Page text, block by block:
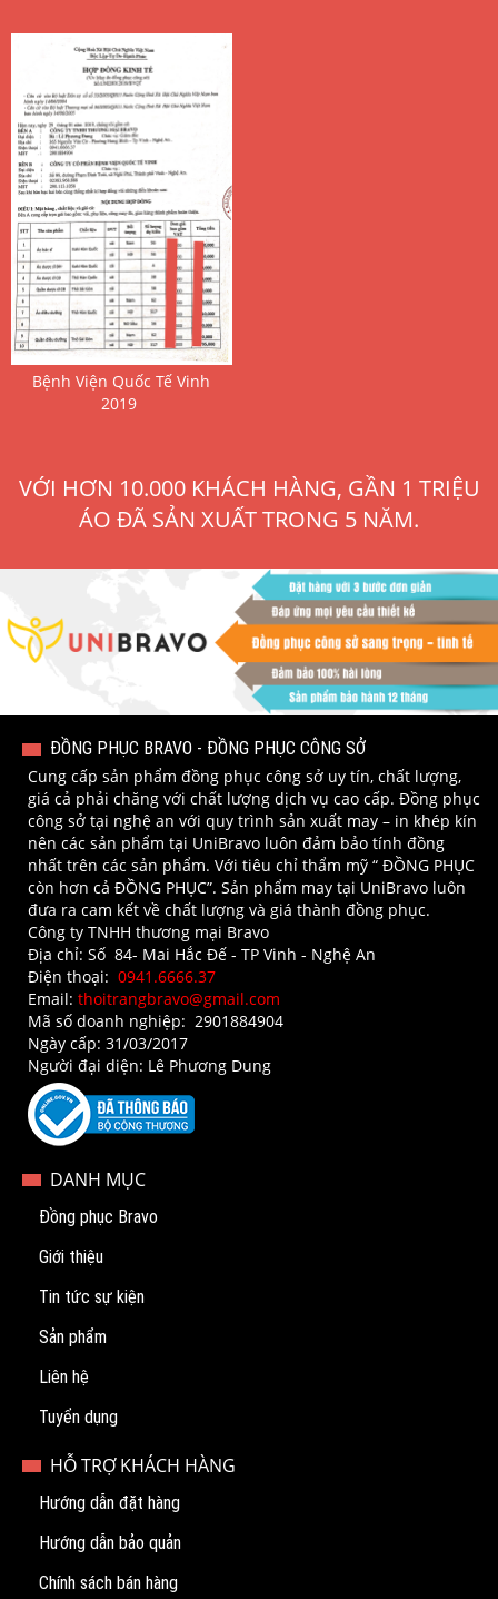
Bệnh Viện Quốc Tế Vinh
VỚI HƠN 10.000 KHÁCH HÀNG, GẦN 1 TRIỆU
ÁO ĐÃ SẢN XUẤT TRONG 5 NĂM.
ĐỒNG PHỤC BRAVO - ĐỒNG PHỤC CÔNG SỞ
Cung cấp sản phẩm đồng phục công sở uy tín, chất lượng,
giá cả phải chăng với chất lượng dịch vụ cao cấp. Đồng phục
công sở tại nghệ an với quy trình sản xuất may – in khép kín
nên các sản phẩm tại UniBravo luôn đảm bảo tính đồng
nhất trên các sản phẩm. Với tiêu chỉ thẩm mỹ “ ĐỒNG PHỤC
còn hơn cả ĐỒNG PHỤC”. Sản phẩm may tại UniBravo luôn
đưa ra cam kết về chất lượng và giá thành đồng phục.
Công ty TNHH thương mại Bravo
Địa chỉ: Số 84- Mai Hắc Đế - TP Vinh - Nghệ An​
Điện thoại: 0941.6666.37
Email: thoitrangbravo@gmail.com
Mã số doanh nghiệp: 2901884904
Ngày cấp: 31/03/2017
Người đại diện: Lê Phương Dung
DANH MỤC
Đồng phục Bravo
Giới thiệu
Tin tức sự kiện
Sản phẩm
Liên hệ
Tuyển dụng
HỖ TRỢ KHÁCH HÀNG
Hướng dẫn đặt hàng
Hướng dẫn bảo quản
Chính sách bán hàng